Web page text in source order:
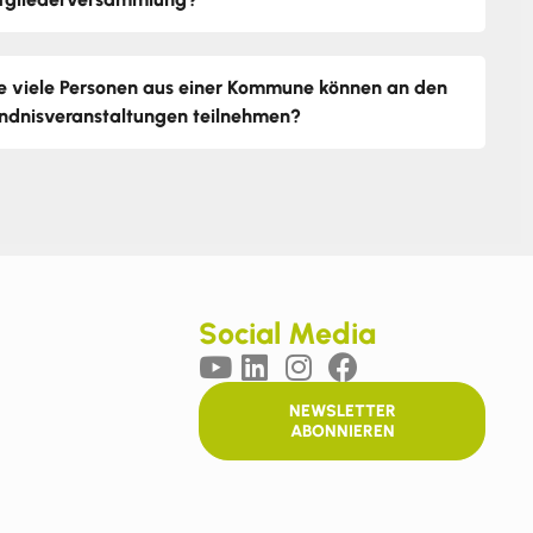
viele Personen aus einer Kommune können an den
teilnehmen?
Social Media
NEWSLETTER
ABONNIEREN